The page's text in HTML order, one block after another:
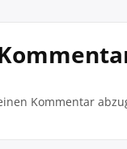
Kommentar